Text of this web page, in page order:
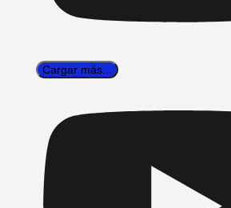
Cargar más...